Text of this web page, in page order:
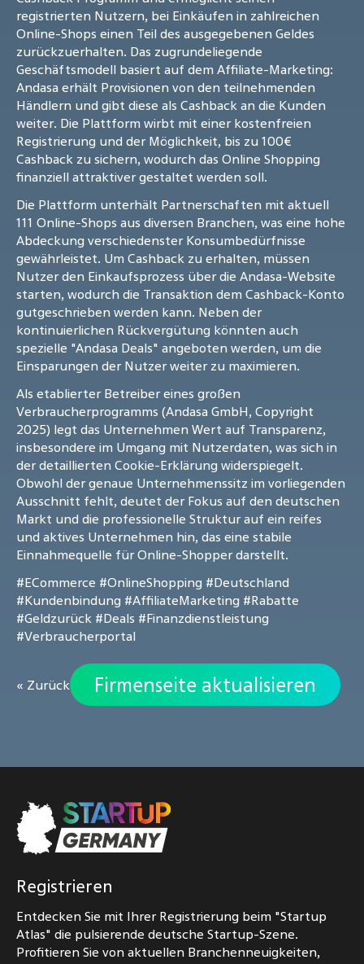
registrierten Nutzern, bei Einkäufen in zahlreichen
Online-Shops einen Teil des ausgegebenen Geldes
zurückzuerhalten. Das zugrundeliegende
Geschäftsmodell basiert auf dem Affiliate-Marketing:
Andasa erhält Provisionen von den teilnehmenden
Händlern und gibt diese als Cashback an die Kunden
weiter. Die Plattform wirbt mit einer kostenfreien
Registrierung und der Möglichkeit, bis zu 100€
Cashback zu sichern, wodurch das Online Shopping
finanziell attraktiver gestaltet werden soll.
Die Plattform unterhält Partnerschaften mit aktuell
111 Online-Shops aus diversen Branchen, was eine hohe
Abdeckung verschiedenster Konsumbedürfnisse
gewährleistet. Um Cashback zu erhalten, müssen
Nutzer den Einkaufsprozess über die Andasa-Website
starten, wodurch die Transaktion dem Cashback-Konto
gutgeschrieben werden kann. Neben der
kontinuierlichen Rückvergütung könnten auch
spezielle "Andasa Deals" angeboten werden, um die
Einsparungen der Nutzer weiter zu maximieren.
Als etablierter Betreiber eines großen
Verbraucherprogramms (Andasa GmbH, Copyright
2025) legt das Unternehmen Wert auf Transparenz,
insbesondere im Umgang mit Nutzerdaten, was sich in
der detaillierten Cookie-Erklärung widerspiegelt.
Obwohl der genaue Unternehmenssitz im vorliegenden
Ausschnitt fehlt, deutet der Fokus auf den deutschen
Markt und die professionelle Struktur auf ein reifes
und aktives Unternehmen hin, das eine stabile
Einnahmequelle für Online-Shopper darstellt.
#ECommerce #OnlineShopping #Deutschland
#Kundenbindung #AffiliateMarketing #Rabatte
#Geldzurück #Deals #Finanzdienstleistung
#Verbraucherportal
« Zurück Firmenseite aktualisieren
Registrieren
Entdecken Sie mit Ihrer Registrierung beim "Startup
Atlas" die pulsierende deutsche Startup-Szene.
Profitieren Sie von aktuellen Branchenneuigkeiten,